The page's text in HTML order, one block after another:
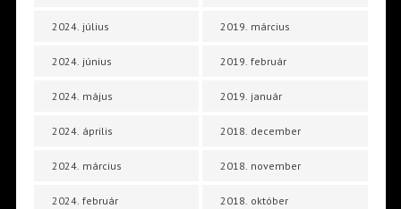
2024. július
2024. június
2024. május
2024. április
2024. március
2024. február
2019. március
2019. február
2019. január
2018. december
2018. november
2018. október